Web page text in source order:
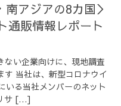
会社概要
南アジアの8カ国＞
通販情報レポート
ない企業向けに、現地調査
す 当社は、新型コロナウイ
いる当社メンバーのネット
サ […]